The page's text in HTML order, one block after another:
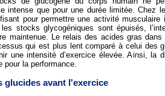
intense que pour une durée limitée. Chez
pour permettre une activité musculaire
les stocks glycogéniques sont épuisés,
maintenue. Le relais des acides gras dans
qui est plus lent comparé à celui des
une intensité d’exercice élevée. Ainsi, la
pour la performance.
glucides avant l'exercice